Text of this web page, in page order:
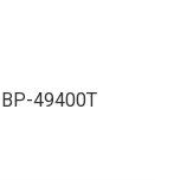
BP-49400T